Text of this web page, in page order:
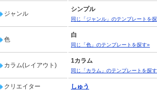
ジャンル
シンプル
同じ「ジャンル」のテンプレートを
色
白
同じ「色」のテンプレートを探す»
カラム(レイアウト)
1カラム
同じ「カラム」のテンプレートを探
クリエイター しゅう